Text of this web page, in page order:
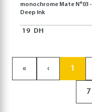
monochrome Mate N°03 -
Deep Ink
19 DH
« ‹ 1
7